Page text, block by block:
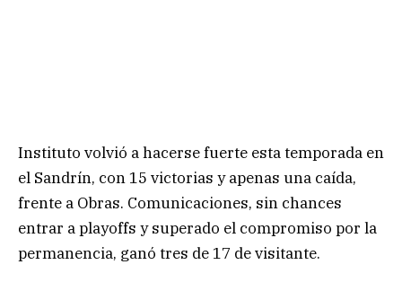
Instituto volvió a hacerse fuerte esta temporada en
el Sandrín, con 15 victorias y apenas una caída,
frente a Obras. Comunicaciones, sin chances
entrar a playoffs y superado el compromiso por la
permanencia, ganó tres de 17 de visitante.